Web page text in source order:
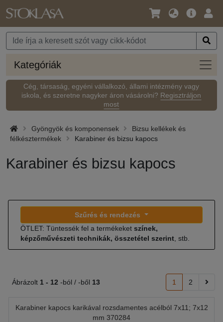
Nyelv
Pénznem
Fő
Kategóriák
Cég, társaság, egyéni vállalkozó, állami intézmény vagy
iskola, és szeretne nagyker áron vásárolni? Regisztráljon
most
Gyöngyök és komponensek
Bizsu kellékek és
félkésztermékek
Karabiner és bizsu kapocs
Karabiner és bizsu kapocs
Szűrés és rendezés
ÖTLET: Tüntessék fel a termékeket színek,
képzőművészeti technikák, összetétel szerint , stb.
Ábrázolt 1 - 12 -ból / -ből 13 1 2
Karabiner kapocs karikával rozsdamentes acélból 7x11; 7x12
mm 370284